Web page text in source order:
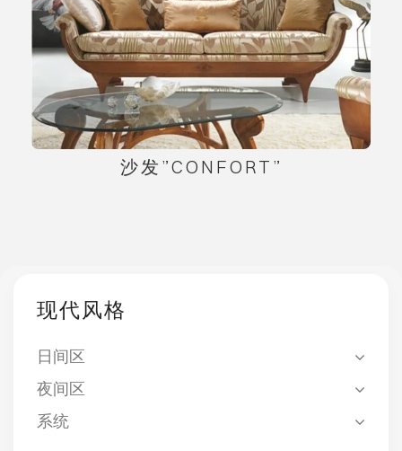
沙发”CONFORT”
现代风格
日间区
夜间区
系统